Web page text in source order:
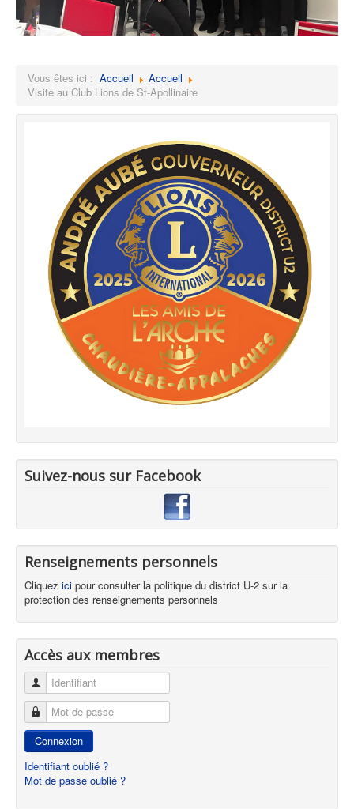
Vous êtes ici : Accueil
Accueil
Visite au Club Lions de St-Apollinaire
Suivez-nous sur Facebook
Renseignements personnels
Cliquez ici pour consulter la politique du district U-2 sur la
protection des renseignements personnels
Accès aux membres
Identifiant
Mot de passe
Connexion
Identifiant oublié ?
Mot de passe oublié ?